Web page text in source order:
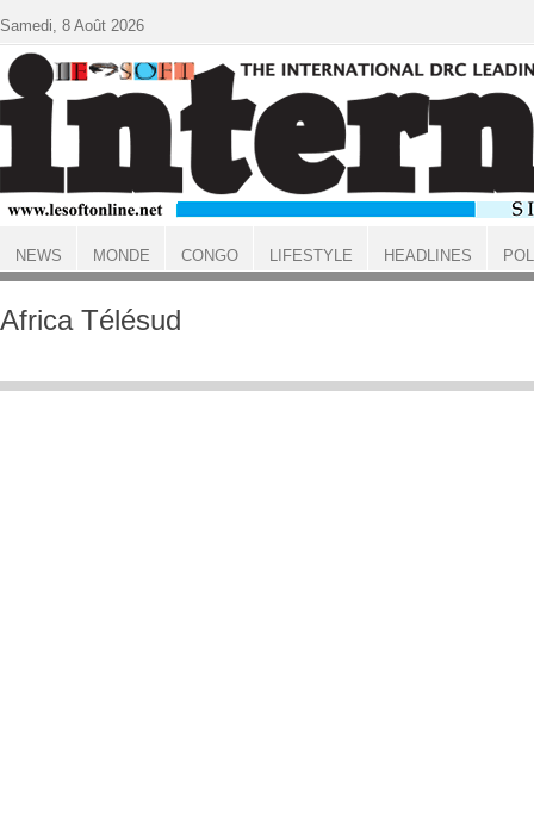
ACCUEIL
Africa Télésud
Samedi, 8 Août 2026
NEWS MONDE CONGO LIFESTYLE HEADLINES